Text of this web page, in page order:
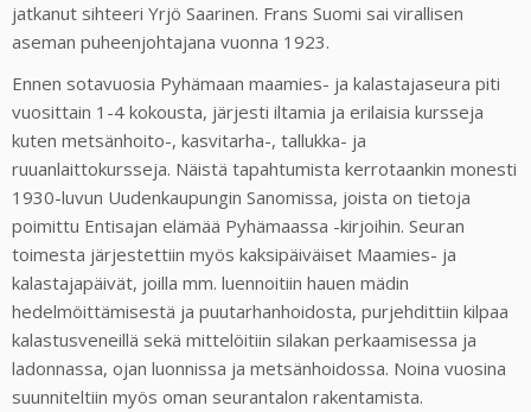
jatkanut sihteeri Yrjö Saarinen. Frans Suomi sai virallisen
aseman puheenjohtajana vuonna 1923.
Ennen sotavuosia Pyhämaan maamies- ja kalastajaseura piti
vuosittain 1-4 kokousta, järjesti iltamia ja erilaisia kursseja
kuten metsänhoito-, kasvitarha-, tallukka- ja
ruuanlaittokursseja. Näistä tapahtumista kerrotaankin monesti
1930-luvun Uudenkaupungin Sanomissa, joista on tietoja
poimittu Entisajan elämää Pyhämaassa -kirjoihin. Seuran
toimesta järjestettiin myös kaksipäiväiset Maamies- ja
kalastajapäivät, joilla mm. luennoitiin hauen mädin
hedelmöittämisestä ja puutarhanhoidosta, purjehdittiin kilpaa
kalastusveneillä sekä mittelöitiin silakan perkaamisessa ja
ladonnassa, ojan luonnissa ja metsänhoidossa. Noina vuosina
suunniteltiin myös oman seurantalon rakentamista.